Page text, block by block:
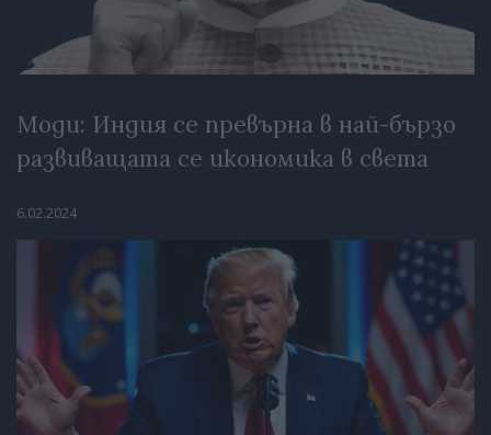
Моди: Индия се превърна в най-бързо
развиващата се икономика в света
6.02.2024